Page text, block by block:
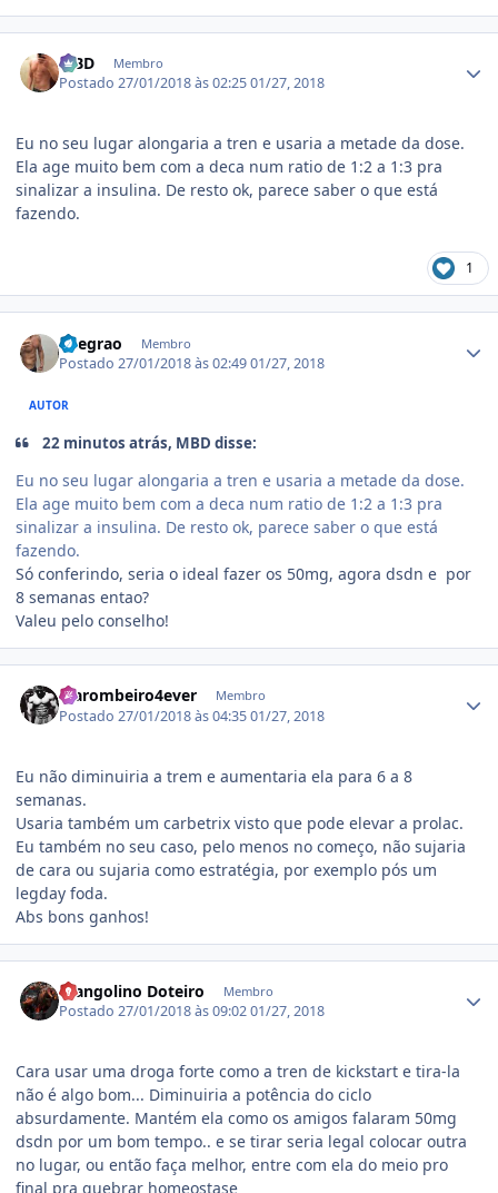
MBD Membro
Postado27/01/2018 às 02:2501/27, 2018
Eu no seu lugar alongaria a tren e usaria a metade da dose.
Ela age muito bem com a deca num ratio de 1:2 a 1:3 pra
sinalizar a insulina. De resto ok, parece saber o que está
fazendo.
1
llnegrao Membro
Postado27/01/2018 às 02:4901/27, 2018
AUTOR
22 minutos atrás, MBD disse:
Eu no seu lugar alongaria a tren e usaria a metade da dose.
Ela age muito bem com a deca num ratio de 1:2 a 1:3 pra
sinalizar a insulina. De resto ok, parece saber o que está
fazendo.
Só conferindo, seria o ideal fazer os 50mg, agora dsdn e por
8 semanas entao?
Valeu pelo conselho!
Marombeiro4ever Membro
Postado27/01/2018 às 04:3501/27, 2018
Eu não diminuiria a trem e aumentaria ela para 6 a 8
semanas.
Usaria também um carbetrix visto que pode elevar a prolac.
Eu também no seu caso, pelo menos no começo, não sujaria
de cara ou sujaria como estratégia, por exemplo pós um
legday foda.
Abs bons ganhos!
Frangolino Doteiro Membro
Postado27/01/2018 às 09:0201/27, 2018
Cara usar uma droga forte como a tren de kickstart e tira-la
não é algo bom... Diminuiria a potência do ciclo
absurdamente. Mantém ela como os amigos falaram 50mg
dsdn por um bom tempo.. e se tirar seria legal colocar outra
no lugar, ou então faça melhor, entre com ela do meio pro
final pra quebrar homeostase